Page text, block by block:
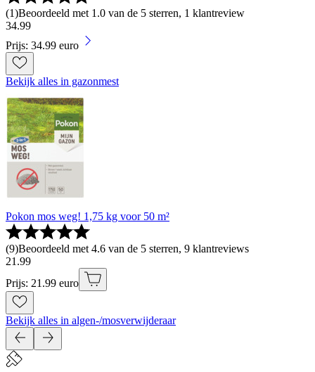
(1)Beoordeeld met 1.0 van de 5 sterren, 1 klantreview
34.99
Prijs: 34.99 euro
Bekijk alles in gazonmest
Pokon mos weg! 1,75 kg voor 50 m²
(9)Beoordeeld met 4.6 van de 5 sterren, 9 klantreviews
21.99
Prijs: 21.99 euro
Bekijk alles in algen-/mosverwijderaar